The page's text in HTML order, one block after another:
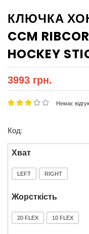
КЛЮЧКА
CCM
HOCKEY
3993 грн.
Немає
Код:
Хват
LEFT RIGHT
Жорсткість
20 FLEX 10 FLEX